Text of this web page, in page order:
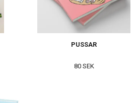
PUSSAR
80 SEK